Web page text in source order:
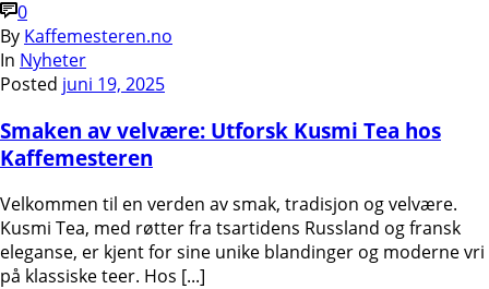
0
By Kaffemesteren.no
In Nyheter
Posted juni 19, 2025
Smaken av velvære: Utforsk Kusmi Tea hos
Kaffemesteren
Velkommen til en verden av smak, tradisjon og velvære.
Kusmi Tea, med røtter fra tsartidens Russland og fransk
eleganse, er kjent for sine unike blandinger og moderne vri
på klassiske teer. Hos [...]